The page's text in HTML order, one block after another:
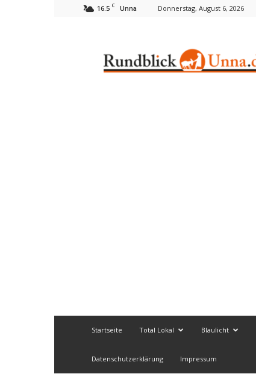
16.5 C Unna Donnerstag, August 6, 2026
Startseite Total Lokal Blaulicht
Datenschutzerklärung Impressum